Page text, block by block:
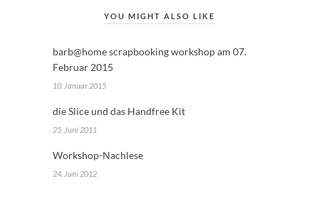
YOU MIGHT ALSO LIKE
barb@home scrapbooking workshop am 07.
Februar 2015
10. Januar 2015
die Slice und das Handfree Kit
25. Juni 2011
Workshop-Nachlese
24. Juni 2012